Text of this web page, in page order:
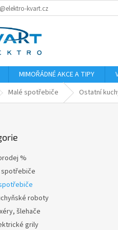
kvart.cz
MIMOŘÁDNÉ AKCE A TIPY
Malé spotřebiče Ostatní
%
spotřebiče
roboty
šlehače
grily